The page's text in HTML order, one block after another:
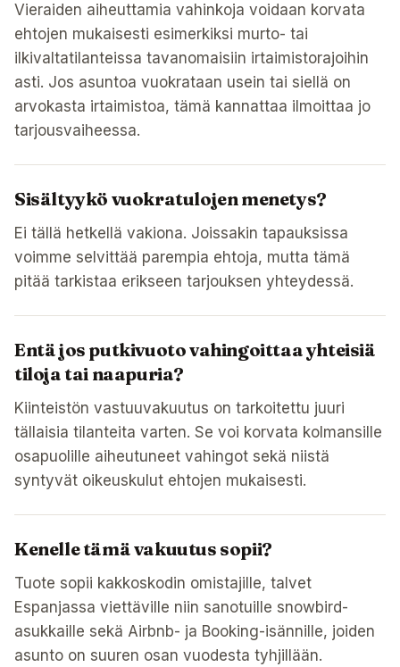
Vieraiden aiheuttamia vahinkoja voidaan korvata
ehtojen mukaisesti esimerkiksi murto- tai
ilkivaltatilanteissa tavanomaisiin irtaimistorajoihin
asti. Jos asuntoa vuokrataan usein tai siellä on
arvokasta irtaimistoa, tämä kannattaa ilmoittaa jo
tarjousvaiheessa.
Sisältyykö vuokratulojen menetys?
Ei tällä hetkellä vakiona. Joissakin tapauksissa
voimme selvittää parempia ehtoja, mutta tämä
pitää tarkistaa erikseen tarjouksen yhteydessä.
Entä jos putkivuoto vahingoittaa yhteisiä
tiloja tai naapuria?
Kiinteistön vastuuvakuutus on tarkoitettu juuri
tällaisia tilanteita varten. Se voi korvata kolmansille
osapuolille aiheutuneet vahingot sekä niistä
syntyvät oikeuskulut ehtojen mukaisesti.
Kenelle tämä vakuutus sopii?
Tuote sopii kakkoskodin omistajille, talvet
Espanjassa viettäville niin sanotuille snowbird-
asukkaille sekä Airbnb- ja Booking-isännille, joiden
asunto on suuren osan vuodesta tyhjillään.